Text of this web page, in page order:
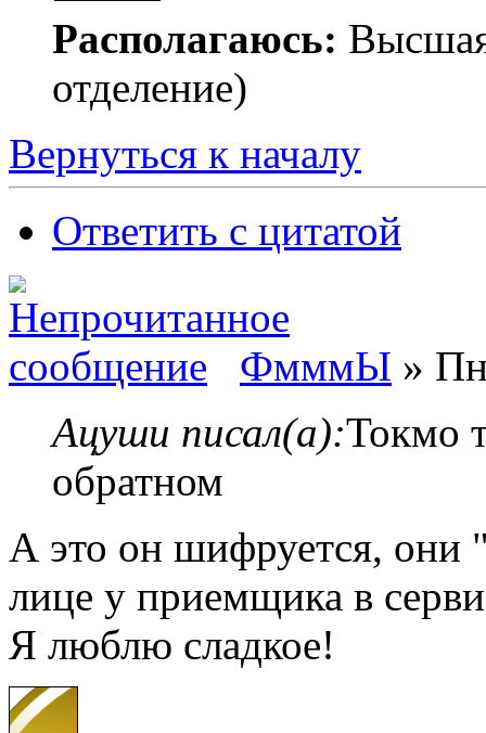
Располагаюсь:
отделение)
Вернуться к началу
Ответить с цитатой
ФмммЫ »
Ацуши писал(а):Токмо
обратном
А это он шифруется, они
лице у приемщика в
Я люблю сладкое!